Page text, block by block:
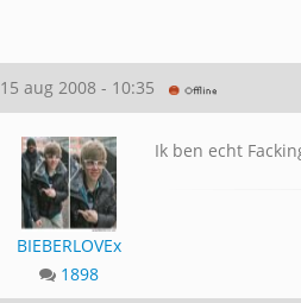
15 aug 2008 - 10:35
BIEBERLOVEx
1898
Ik ben echt